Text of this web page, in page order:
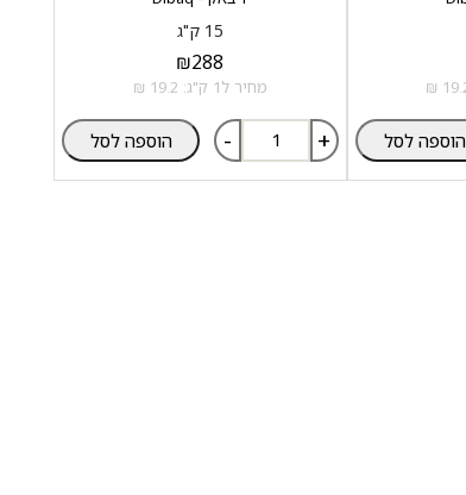
הוספה לסל
15 ק"ג
₪288
מחיר ל1 ק"ג: 19.2 ₪
- + הוספה לסל